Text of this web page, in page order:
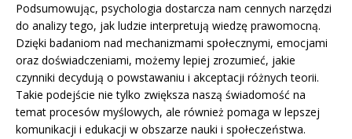
Podsumowując, psychologia dostarcza nam cennych narzędzi
do analizy tego, jak ludzie interpretują wiedzę prawomocną.
Dzięki badaniom nad mechanizmami społecznymi, emocjami
oraz doświadczeniami, możemy lepiej zrozumieć, jakie
czynniki decydują o powstawaniu i akceptacji różnych teorii.
Takie podejście nie tylko zwiększa naszą świadomość na
temat procesów myślowych, ale również pomaga w lepszej
komunikacji i edukacji w obszarze nauki i społeczeństwa.